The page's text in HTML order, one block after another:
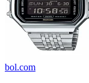
bol.com